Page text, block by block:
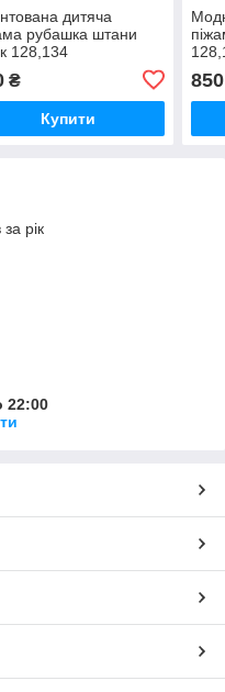
дитяча
рубашка штани
128,134
₴
Купити
850
рік
22:00